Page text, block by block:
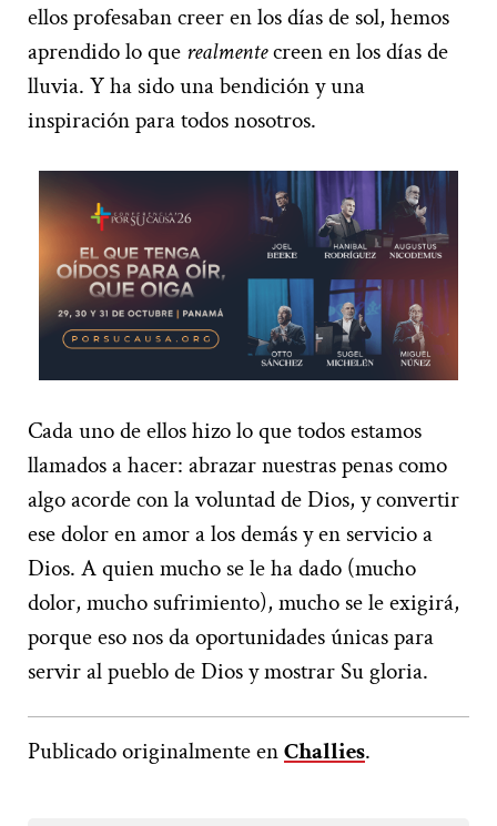
ellos profesaban creer en los días de sol, hemos
aprendido lo que realmentecreen en los días de
lluvia. Y ha sido una bendición y una
inspiración para todos nosotros.
Cada uno de ellos hizo lo que todos estamos
llamados a hacer: abrazar nuestras penas como
algo acorde con la voluntad de Dios, y convertir
ese dolor en amor a los demás y en servicio a
Dios. A quien mucho se le ha dado (mucho
dolor, mucho sufrimiento), mucho se le exigirá,
porque eso nos da oportunidades únicas para
servir al pueblo de Dios y mostrar Su gloria.
Publicado originalmente enChallies.